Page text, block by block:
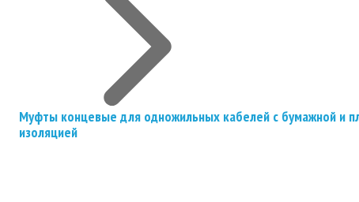
Муфты концевые для одножильных кабелей с бумажной и
изоляцией